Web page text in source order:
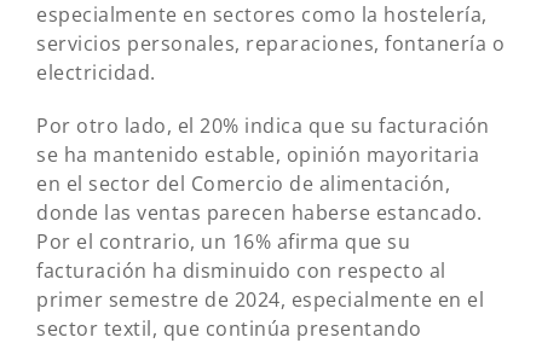
especialmente en sectores como la hostelería,
servicios personales, reparaciones, fontanería o
electricidad.
Por otro lado, el 20% indica que su facturación
se ha mantenido estable, opinión mayoritaria
en el sector del Comercio de alimentación,
donde las ventas parecen haberse estancado.
Por el contrario, un 16% afirma que su
facturación ha disminuido con respecto al
primer semestre de 2024, especialmente en el
sector textil, que continúa presentando